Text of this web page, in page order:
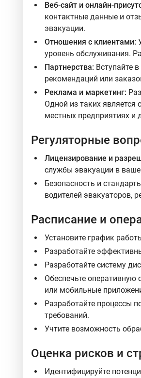
Веб-сайт и онлайн-
контактные данные и
эвакуации.
Отношения с клиентами:
уровень обслуживания.
Партнерства: Вступайте
рекомендаций или
Реклама и маркетинг:
Одной из таких является
местных предприятиях и
Регуляторные
Лицензирование и
службы эвакуации в
Безопасность и
водителей эвакуаторов,
Расписание и
Установите график
Разработайте
Разработайте систему
Обеспечьте оперативную
или мобильные
Разработайте процессы
требований.
Учтите возможность
Оценка рисков и
Идентифицируйте